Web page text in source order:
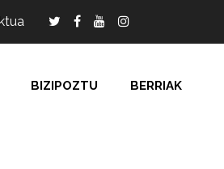
BIZIPOZTU BERRIAK